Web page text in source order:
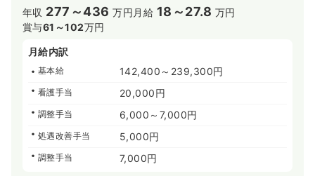
年収 277～436 万円 月給 18～27.8 万円
賞与61～102万円
月給内訳
基本給 142,400～239,300円
看護手当 20,000円
調整手当 6,000～7,000円
処遇改善手当 5,000円
調整手当 7,000円